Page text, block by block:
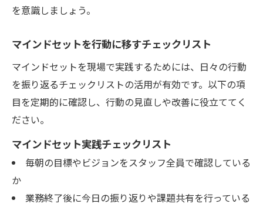
を意識しましょう。
マインドセットを行動に移すチェックリスト
マインドセットを現場で実践するためには、日々の行動
を振り返るチェックリストの活用が有効です。以下の項
目を定期的に確認し、行動の見直しや改善に役立ててく
ださい。
マインドセット実践チェックリスト
毎朝の目標やビジョンをスタッフ全員で確認している
か
業務終了後に今日の振り返りや課題共有を行っている